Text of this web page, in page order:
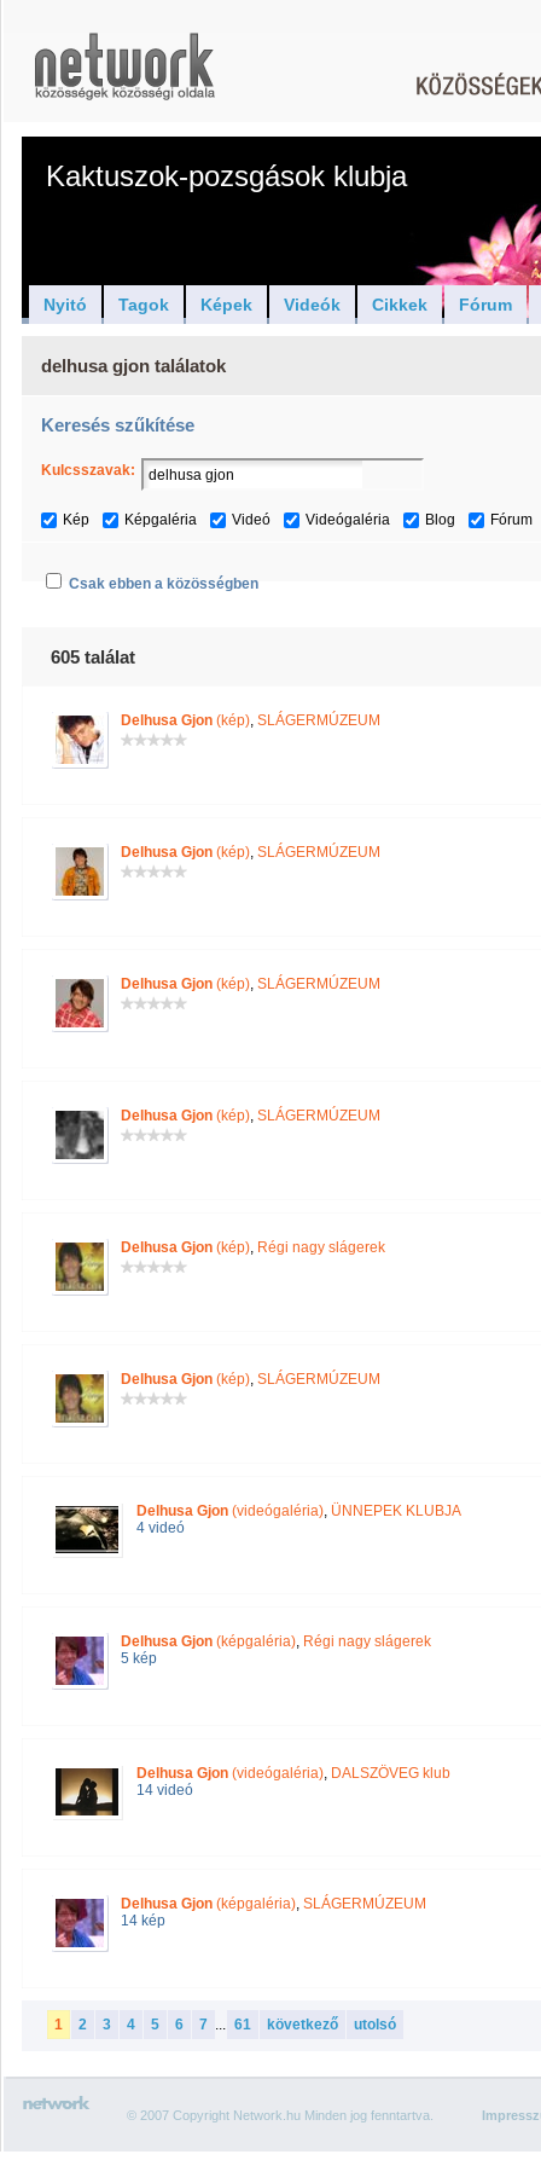
Kaktuszok-pozsgások klubja
Nyitó Tagok Képek Videók Cikkek Fórum
delhusa gjon találatok
Keresés szűkítése
Kulcsszavak:
Kép Képgaléria Videó Videógaléria Blog Fórum
Csak ebben a közösségben
605 találat
Delhusa Gjon (kép), SLÁGERMÚZEUM
Delhusa Gjon (kép), SLÁGERMÚZEUM
Delhusa Gjon (kép), SLÁGERMÚZEUM
Delhusa Gjon (kép), SLÁGERMÚZEUM
Delhusa Gjon (kép), Régi nagy slágerek
Delhusa Gjon (kép), SLÁGERMÚZEUM
Delhusa Gjon (videógaléria), ÜNNEPEK KLUBJA
4 videó
Delhusa Gjon (képgaléria), Régi nagy slágerek
5 kép
Delhusa Gjon (videógaléria), DALSZÖVEG klub
14 videó
Delhusa Gjon (képgaléria), SLÁGERMÚZEUM
14 kép
1 2 3 4 5 6 7 ... 61 következő utolsó
© 2007 Copyright Network.hu Minden jog fenntartva.